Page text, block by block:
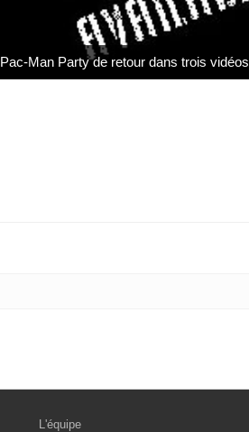
Pac-Man Party de retour dans trois vidéos
L'équipe